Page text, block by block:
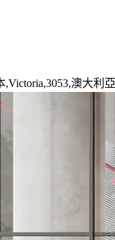
,Victoria,3053,澳大利亞